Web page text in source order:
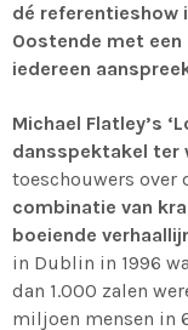
dé referentieshow
Oostende met
iedereen
Michael Flatley’s
dansspektakel ter
toeschouwers over
combinatie van
boeiende
in Dublin in 1996
dan 1.000 zalen
miljoen mensen in